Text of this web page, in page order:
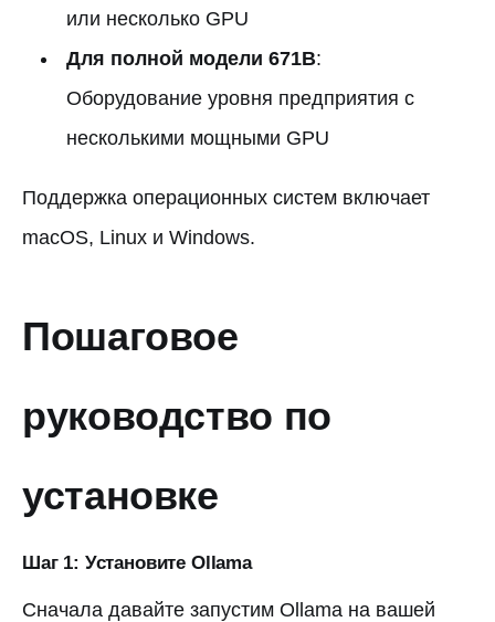
или несколько GPU
Для полной модели 671B:
Оборудование уровня предприятия с
несколькими мощными GPU
Поддержка операционных систем включает
macOS, Linux и Windows.
Пошаговое
руководство по
установке
Шаг 1: Установите Ollama
Сначала давайте запустим Ollama на вашей